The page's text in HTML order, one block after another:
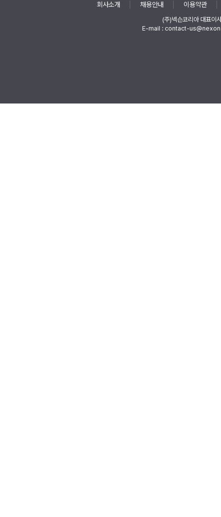
회사소개 채용안내 이용약관
(주)넥슨코리아 대표이
E-mail : contact-